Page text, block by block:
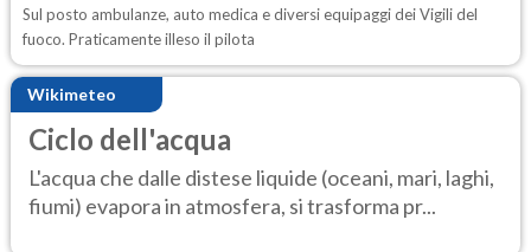
Sul posto ambulanze, auto medica e diversi equipaggi dei Vigili del
fuoco. Praticamente illeso il pilota
Wikimeteo
Ciclo dell'acqua
L'acqua che dalle distese liquide (oceani, mari, laghi,
fiumi) evapora in atmosfera, si trasforma pr...